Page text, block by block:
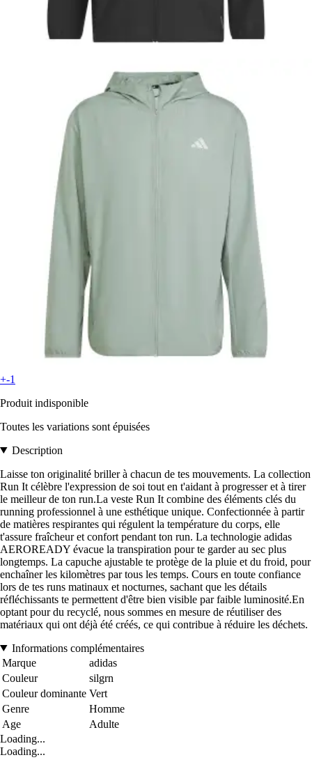
+-1
Produit indisponible
Toutes les variations sont épuisées
Description
Laisse ton originalité briller à chacun de tes mouvements. La collection
Run It célèbre l'expression de soi tout en t'aidant à progresser et à tirer
le meilleur de ton run.La veste Run It combine des éléments clés du
running professionnel à une esthétique unique. Confectionnée à partir
de matières respirantes qui régulent la température du corps, elle
t'assure fraîcheur et confort pendant ton run. La technologie adidas
AEROREADY évacue la transpiration pour te garder au sec plus
longtemps. La capuche ajustable te protège de la pluie et du froid, pour
enchaîner les kilomètres par tous les temps. Cours en toute confiance
lors de tes runs matinaux et nocturnes, sachant que les détails
réfléchissants te permettent d'être bien visible par faible luminosité.En
optant pour du recyclé, nous sommes en mesure de réutiliser des
matériaux qui ont déjà été créés, ce qui contribue à réduire les déchets.
Informations complémentaires
Marque
adidas
Couleur
silgrn
Couleur dominante Vert
Genre
Homme
Age
Adulte
Loading...
Loading...